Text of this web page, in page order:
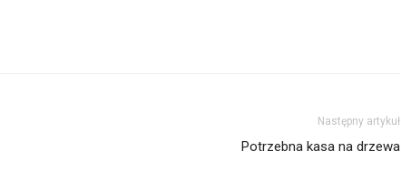
Następny artykuł
Potrzebna kasa na drzewa